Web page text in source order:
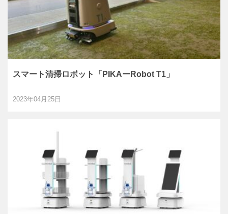
スマート清掃ロボット「PIKAーRobot T1」
2023年04月25日